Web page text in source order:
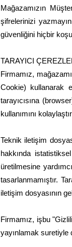
Mağazamızın
şifrelerinizi
güvenliğini hiçbir
TARAYICI
Firmamız,
Cookie) kullanarak
tarayıcısına
kullanımını
Teknik iletişim
hakkında
üretilmesine
tasarlanmamıştır.
iletişim dosyasının
Firmamız, işbu
yayınlamak suretiyle